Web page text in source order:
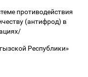
противодействия
(антифрод) в
Республики»